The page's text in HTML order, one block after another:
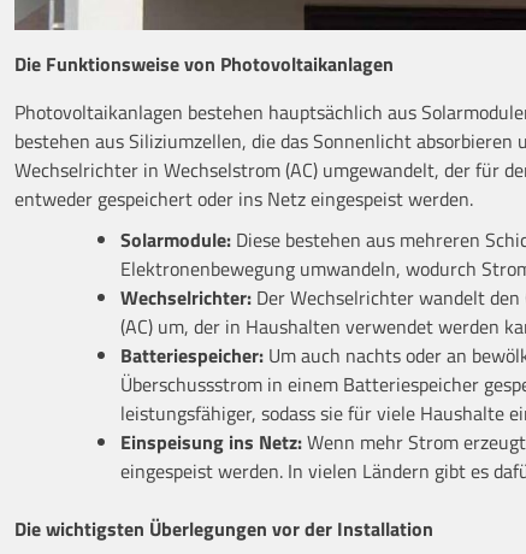
Die Funktionsweise von Photovoltaikanlagen
Photovoltaikanlagen bestehen hauptsächlich aus
bestehen aus Siliziumzellen, die das Sonnenlicht
Wechselrichter in Wechselstrom (AC) umgewandelt, der für
entweder gespeichert oder ins Netz eingespeist werden.
Solarmodule: Diese bestehen aus mehreren
Elektronenbewegung umwandeln, wodurch
Wechselrichter: Der Wechselrichter wandelt
(AC) um, der in Haushalten verwendet werden
Batteriespeicher: Um auch nachts oder an
Überschussstrom in einem Batteriespeicher
leistungsfähiger, sodass sie für viele Haushalte
Einspeisung ins Netz:Wenn mehr Strom
eingespeist werden. In vielen Ländern gibt es
Die wichtigsten Überlegungen vor der Installation